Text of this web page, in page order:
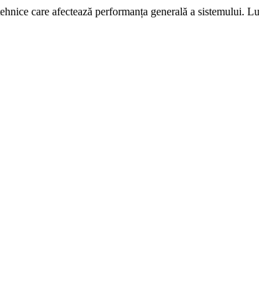
care afectează performanța generală a sistemului.